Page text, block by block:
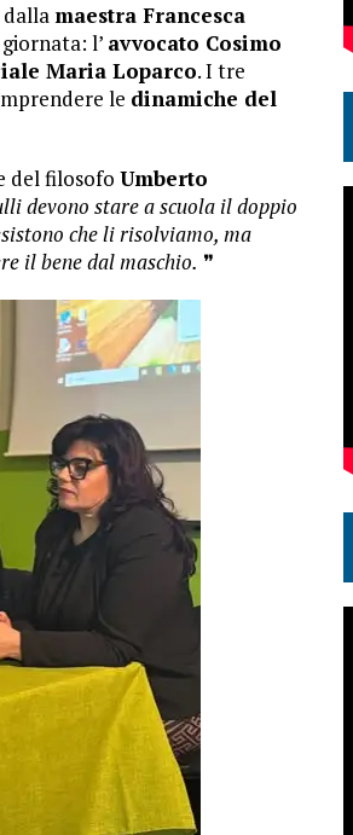
maestra Francesca
l’ avvocato Cosimo
Maria Loparco. I tre
le dinamiche del
del filosofo Umberto
devono stare a scuola il doppio
che li risolviamo, ma
il bene dal maschio. ❞